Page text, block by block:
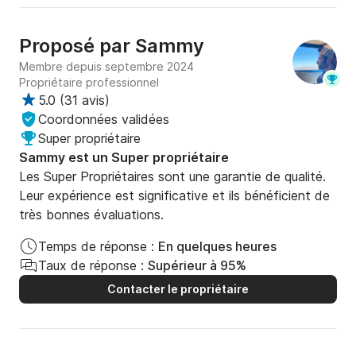
DURÉE
Skipper (anglophone)
HORAIRES DE DÉPART
(à préciser avant la réservation)
Itinéraire de 3 heures
Départ
Commencez votre excursion depuis notre point de
départ à Cirkewwa, où notre skipper vous accueillera
à bord pour une excursion en bateau mémorable.
Blue Lagoon, Malte
Durée de l'escale : 45 minutes
Nagez dans les eaux cristallines de l'emblématique
Blue Lagoon, faites de la plongée avec tuba avec
Proposé par Sammy
Membre depuis septembre 2024
Propriétaire professionnel
5.0 (31 avis)
Coordonnées validées
Super propriétaire
Sammy est un Super propriétaire
Les Super Propriétaires sont une garantie de qualité.
Leur expérience est significative et ils bénéficient de
très bonnes évaluations.
Temps de réponse : En quelques heures
Taux de réponse : Supérieur à 95%
Contacter le propriétaire